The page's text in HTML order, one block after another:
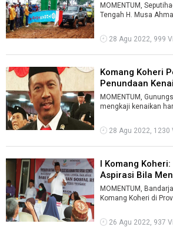
MOMENTUM,
Tengah H. Musa
Tal ...
28 Agu 2022, 999
Komang Koheri
Penundaan
MOMENTUM,
mengkaji kenaikan
28 Agu 2022, 1230
I Komang
Aspirasi Bila
...
MOMENTUM,
Komang Koheri di
penya ...
26 Agu 2022, 937